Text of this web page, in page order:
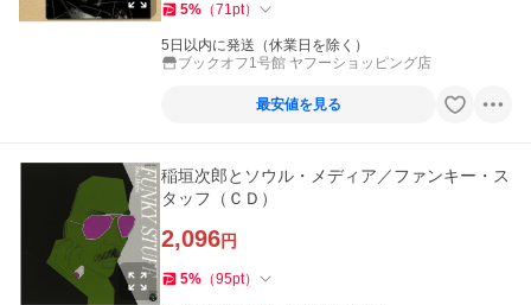
5% （71pt）
5日以内に発送（休業日を除く）
ブックオフ1号館 ヤフーショッピング店
最安値を見る
稲垣次郎とソウル・メディア／ファンキー・ス
タッフ（ＣＤ）
2,096円
5% （95pt）